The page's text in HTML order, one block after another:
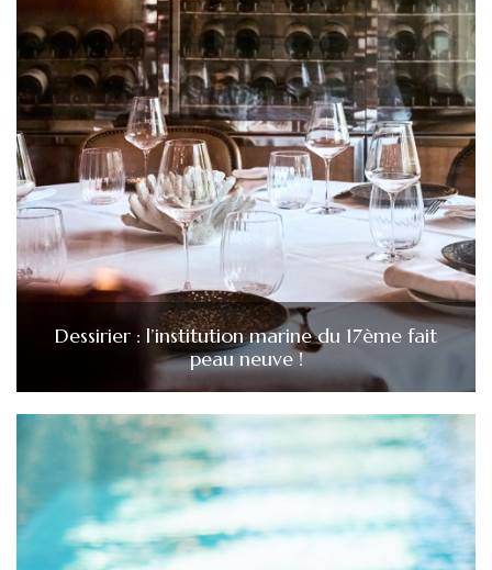
Dessirier : l’institution marine du 17ème fait
peau neuve !